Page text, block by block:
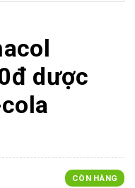
dược
CÒN HÀNG